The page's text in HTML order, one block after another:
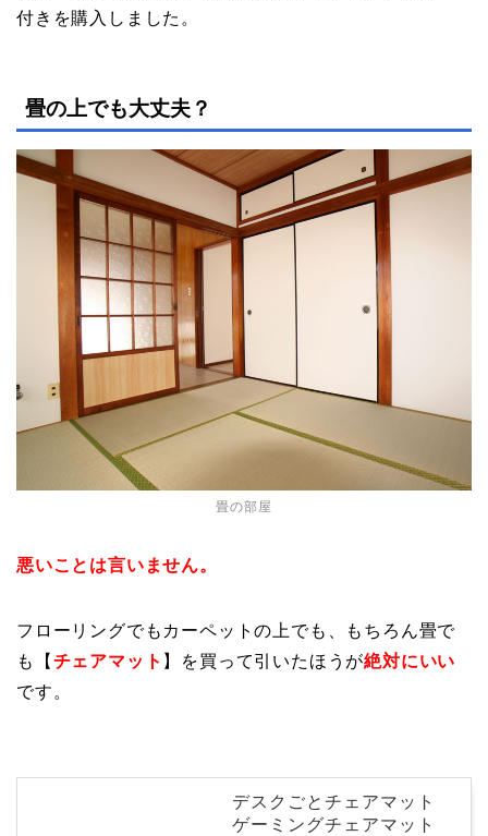
付きを購入しました。
畳の上でも大丈夫？
畳の部屋
悪いことは言いません。
フローリングでもカーペットの上でも、もちろん畳で
も【 チェアマット 】を買って引いたほうが絶対にいい
です。
デスクごとチェアマット
ゲーミングチェアマット